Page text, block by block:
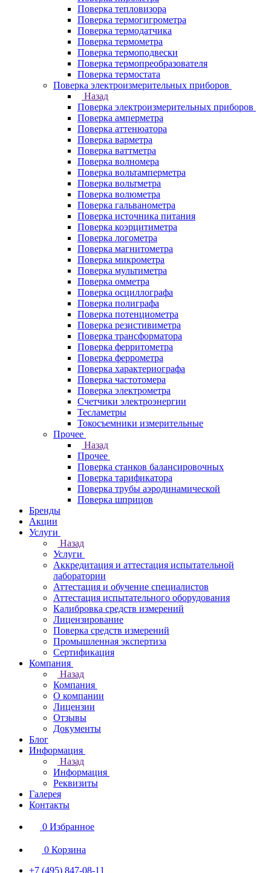
Поверка тепловизора
Поверка термогигрометра
Поверка термодатчика
Поверка термометра
Поверка термоподвески
Поверка термопреобразователя
Поверка термостата
Поверка электроизмерительных приборов
Назад
Поверка электроизмерительных приборов
Поверка амперметра
Поверка аттенюатора
Поверка варметра
Поверка ваттметра
Поверка волномера
Поверка вольтамперметра
Поверка вольтметра
Поверка волюметра
Поверка гальванометра
Поверка источника питания
Поверка коэрцитиметра
Поверка логометра
Поверка магнитометра
Поверка микрометра
Поверка мультиметра
Поверка омметра
Поверка осциллографа
Поверка полиграфа
Поверка потенциометра
Поверка резистивиметра
Поверка трансформатора
Поверка ферритометра
Поверка феррометра
Поверка характериографа
Поверка частотомера
Поверка электрометра
Счетчики электроэнергии
Тесламетры
Токосъемники измерительные
Прочее
Назад
Прочее
Поверка станков балансировочных
Поверка тарификатора
Поверка трубы аэродинамической
Поверка шприцов
Бренды
Акции
Услуги
Назад
Услуги
Аккредитация и аттестация испытательной
лаборатории
Аттестация и обучение специалистов
Аттестация испытательного оборудования
Калибровка средств измерений
Лицензирование
Поверка средств измерений
Промышленная экспертиза
Сертификация
Компания
Назад
Компания
О компании
Лицензии
Отзывы
Документы
Блог
Информация
Назад
Информация
Реквизиты
Галерея
Контакты
0 Избранное
0 Корзина
+7 (495) 847-08-11